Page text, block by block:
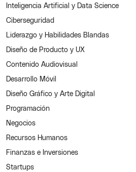
Inteligencia Artificial y Data Science
Ciberseguridad
Liderazgo y Habilidades Blandas
Diseño de Producto y UX
Contenido Audiovisual
Desarrollo Móvil
Diseño Gráfico y Arte Digital
Programación
Negocios
Recursos Humanos
Finanzas e Inversiones
Startups